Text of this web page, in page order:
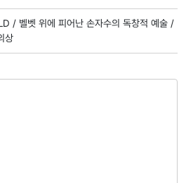
/ 벨벳 위에 피어난 손자수의 독창적 예술 /
상